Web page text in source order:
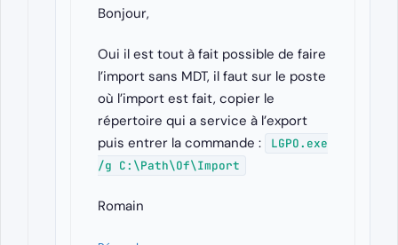
Bonjour,
Oui il est tout à fait possible de faire
l’import sans MDT, il faut sur le poste
où l’import est fait, copier le
répertoire qui a service à l’export
puis entrer la commande :
LGPO.exe
/g C:\Path\Of\Import
Romain